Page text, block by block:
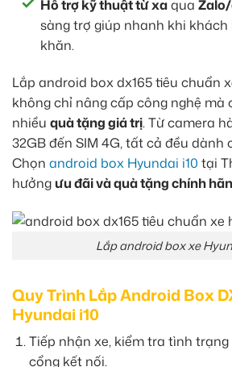
Hỗ trợ kỹ thuật từ xaqua
sàng trợ giúp nhanh khi khách
khăn.
Lắp android box dx165 tiêu chuẩn
không chỉ nâng cấp công nghệ mà
nhiều quà tặng giá trị. Từ camera
32GB đến SIM 4G, tất cả đều dành
Chọn android box Hyundai i10 tại
hưởngưu đãi và quà tặng chính
Lắp android box xe
Quy Trình Lắp Android Box
Hyundai i10
Tiếp nhận xe, kiểm tra tình
cổng kết nối.